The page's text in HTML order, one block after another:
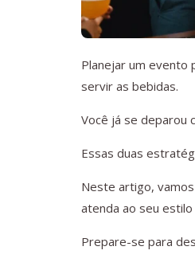
Planejar um evento
servir as bebidas.
Você já se deparou
Essas duas
Neste artigo,
atenda ao seu
Prepare-se para